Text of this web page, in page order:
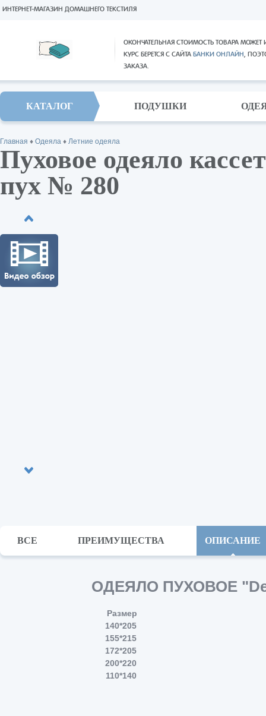
ОКОНЧАТЕЛЬНАЯ СТОИМОСТЬ ТОВАРА
КУРС БЕРЕТСЯ С САЙТА БАНКИ ОНЛАЙН,
ЗАКАЗА.
ИНТЕРНЕТ-МАГАЗИН ДОМАШНЕГО ТЕКСТИЛЯ
КАТАЛОГ ПОДУШКИ
Главная ♦ Одеяла ♦ Летние одеяла
Пуховое одеяло
пух № 280
ВСЕ ПРЕИМУЩЕСТВА ОПИСАНИЕ
ОДЕЯЛО ПУХОВОЕ
Размер
140*205
155*215
172*205
200*220
110*140